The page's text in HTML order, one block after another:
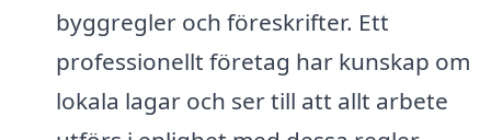
byggregler och föreskrifter. Ett
professionellt företag har kunskap om
lokala lagar och ser till att allt arbete